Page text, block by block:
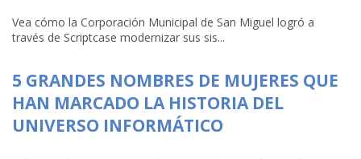
Vea cómo la Corporación Municipal de San Miguel logró a
través de Scriptcase modernizar sus sis...
5 GRANDES NOMBRES DE MUJERES QUE
HAN MARCADO LA HISTORIA DEL
UNIVERSO INFORMÁTICO